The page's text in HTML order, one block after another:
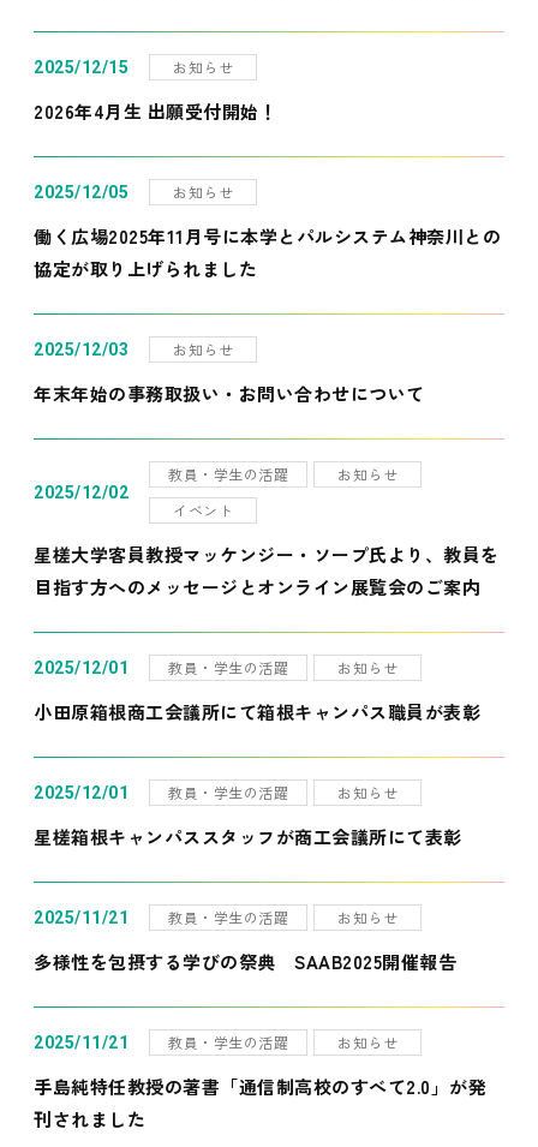
2025/12/15 お知らせ
2026年4月生 出願受付開始！
2025/12/05 お知らせ
働く広場2025年11月号に本学とパルシステム神奈川との
協定が取り上げられました
2025/12/03 お知らせ
年末年始の事務取扱い・お問い合わせについて
2025/12/02
教員・学生の活躍
お知らせ
イベント
星槎大学客員教授マッケンジー・ソープ氏より、教員を
目指す方へのメッセージとオンライン展覧会のご案内
2025/12/01 教員・学生の活躍 お知らせ
小田原箱根商工会議所にて箱根キャンパス職員が表彰
2025/12/01 教員・学生の活躍 お知らせ
星槎箱根キャンパススタッフが商工会議所にて表彰
2025/11/21 教員・学生の活躍 お知らせ
多様性を包摂する学びの祭典 SAAB2025開催報告
2025/11/21 教員・学生の活躍 お知らせ
手島純特任教授の著書「通信制高校のすべて2.0」が発
刊されました